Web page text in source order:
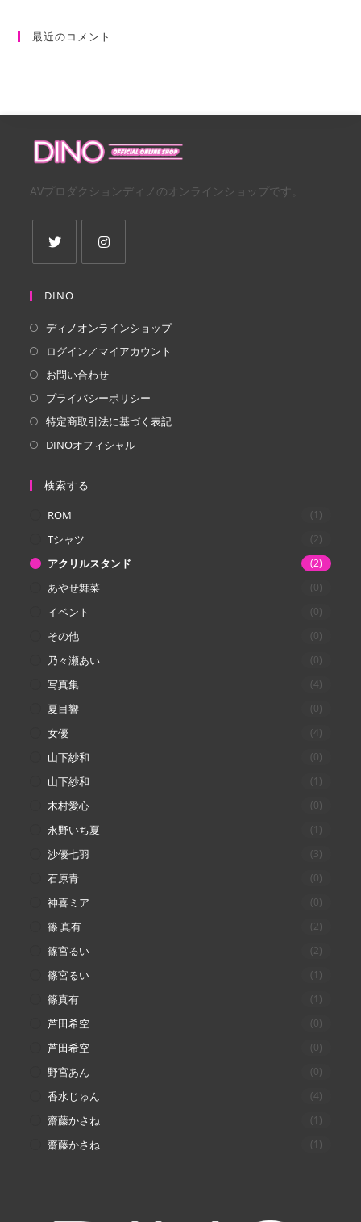
最近のコメント
AVプロダクションディノのオンラインショップです。
し
タ
ブ
で
開
く
タ
ブ
で
開
く
DINO
ディノオンラインショップ
ログイン／マイアカウント
お問い合わせ
プライバシーポリシー
特定商取引法に基づく表記
DINOオフィシャル
検索する
ROM (1)
Tシャツ (2)
アクリルスタンド (2)
あやせ舞菜 (0)
イベント (0)
その他 (0)
乃々瀬あい (0)
写真集 (4)
夏目響 (0)
女優 (4)
山下紗和 (0)
山下紗和 (1)
木村愛心 (0)
永野いち夏 (1)
沙優七羽 (3)
石原青 (0)
神喜ミア (0)
篠 真有 (2)
篠宮るい (2)
篠宮るい (1)
篠真有 (1)
芦田希空 (0)
芦田希空 (0)
野宮あん (0)
香水じゅん (4)
齋藤かさね (1)
齋藤かさね (1)